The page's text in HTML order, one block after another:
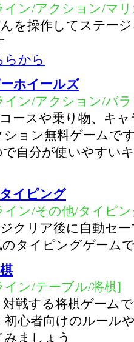
イン/アクション/マ
を操作してステー
らから
ホイールズ
イン/アクション/バ
ースや乗り物、キ
ョン無料ゲームで
自分が使いやすい
イピング
イン/その他/タイピ
クリア後に自動セ
タイピングゲーム
イン/テーブル/将棋]
対戦する将棋ゲーム
心者向けのルール
ましょう